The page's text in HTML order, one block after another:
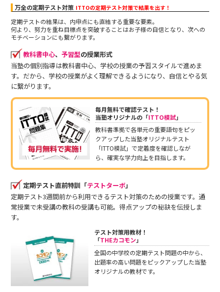
万全の定期テスト対策 ITTOの定期テスト対策で結果を出す！
定期テストの結果は、内申点にも直結する重要な要素。
何より、努力を重ね目標点を突破することはお子様の自信となり、次への
モチベーションにも繋がります。
教科書中心、 予習型の授業形式
当塾の個別指導は教科書中心、学校の授業の予習スタイルで進めま
す。だから、学校の授業がよく理解できるようになり、自信とやる気
に繋がります。
毎月無料で確認テスト！
当塾オリジナルの「ITTO模試」
教科書準拠で各単元の重要語句をピッ
クアップした当塾オリジナルテスト
「ITTO模試」で定着度を確認しなが
ら、確実な学力向上を目指します。
定期テスト直前特訓「テストターボ」
定期テスト3週間前から利用できるテスト対策のための授業です。通
常授業で未受講の教科の受講も可能。得点アップの秘訣を伝授しま
す。
テスト対策用教材！
「THEカコモン」
全国の中学校の定期テスト問題の中から、
出題率の高い問題をピックアップした当塾
オリジナルの教材です。